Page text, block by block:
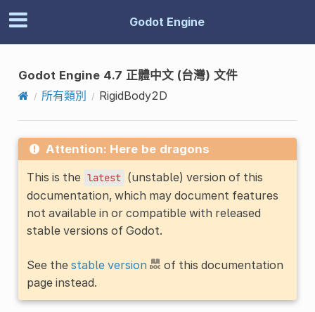
Godot Engine
Godot Engine 4.7 正體中文 (台灣) 文件
所有類別
RigidBody2D
Attention: Here be dragons
This is the latest (unstable) version of this
documentation, which may document features
not available in or compatible with released
stable versions of Godot.
See the stable version
of this documentation
page instead.